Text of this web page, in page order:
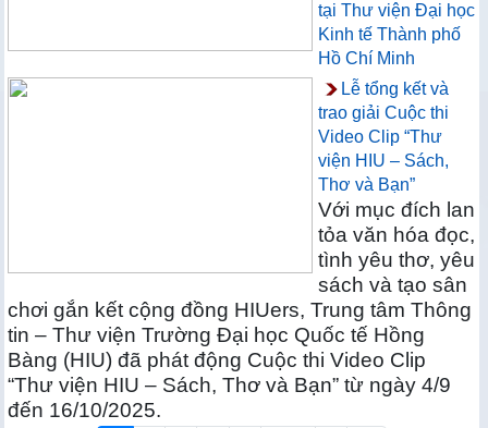
tại Thư viện Đại học
Kinh tế Thành phố
Hồ Chí Minh
Lễ tổng kết và
trao giải Cuộc thi
Video Clip “Thư
viện HIU – Sách,
Thơ và Bạn”
Với mục đích lan
tỏa văn hóa đọc,
tình yêu thơ, yêu
sách và tạo sân
chơi gắn kết cộng đồng HIUers, Trung tâm Thông
tin – Thư viện Trường Đại học Quốc tế Hồng
Bàng (HIU) đã phát động Cuộc thi Video Clip
“Thư viện HIU – Sách, Thơ và Bạn” từ ngày 4/9
đến 16/10/2025.